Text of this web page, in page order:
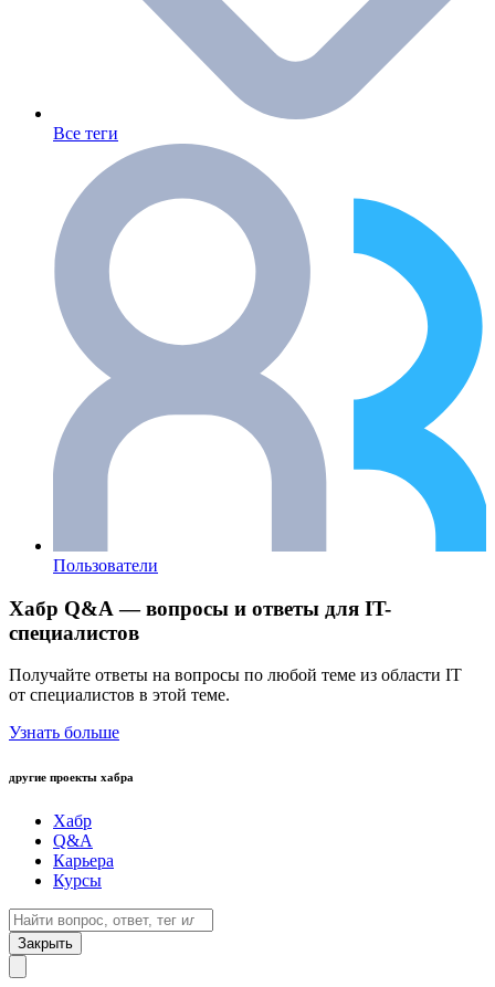
Все теги
Пользователи
Хабр Q&A — вопросы и ответы для IT-
специалистов
Получайте ответы на вопросы по любой теме из области IT
от специалистов в этой теме.
Узнать больше
другие проекты хабра
Хабр
Q&A
Карьера
Курсы
Закрыть